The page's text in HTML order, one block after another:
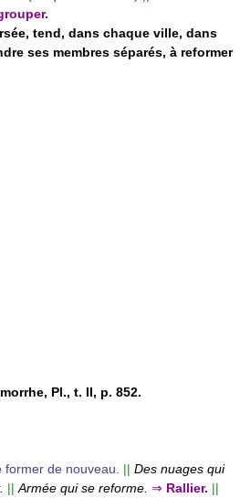
tend, dans chaque ville, dans
ses membres séparés, à reformer
Pl., t. II, p. 852.
de nouveau. || Des nuages qui
|| Armée qui se reforme. ⇒ Rallier. ||